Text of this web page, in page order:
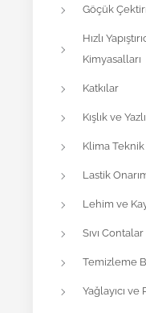
Göçük
Hızlı
Kimyasalları
Katkılar
Kışlık ve
Klima
Lastik
Lehim ve
Sıvı Contalar
Temizleme
Yağlayıcı